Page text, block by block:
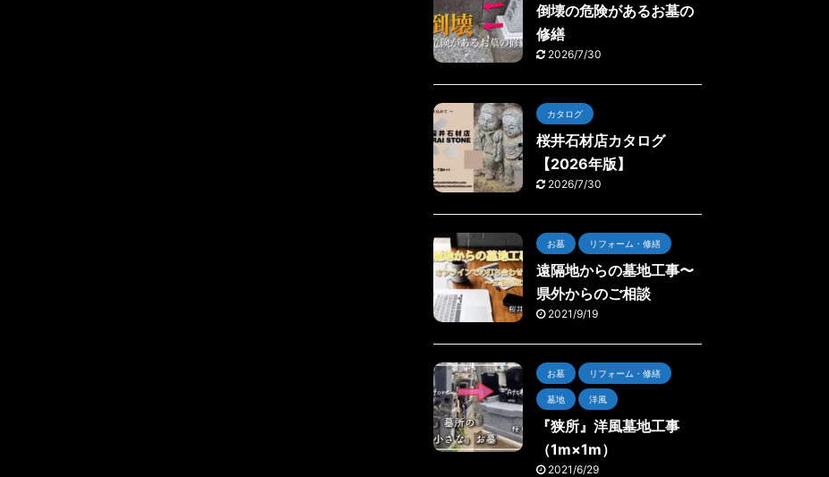
倒壊の危険があるお墓の
修繕
2026/7/30
カタログ
桜井石材店カタログ
【2026年版】
2026/7/30
お墓 リフォーム・修繕
遠隔地からの墓地工事〜
県外からのご相談
2021/9/19
お墓 リフォーム・修繕
墓地 洋風
『狭所』洋風墓地工事
（1m×1m）
2021/6/29